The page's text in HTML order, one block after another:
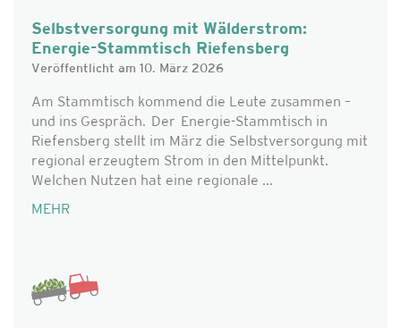
Selbstversorgung mit Wälderstrom:
Energie-Stammtisch Riefensberg
Veröffentlicht am 10. März 2026
Am Stammtisch kommend die Leute zusammen –
und ins Gespräch. Der Energie-Stammtisch in
Riefensberg stellt im März die Selbstversorgung mit
regional erzeugtem Strom in den Mittelpunkt.
Welchen Nutzen hat eine regionale ...
MEHR